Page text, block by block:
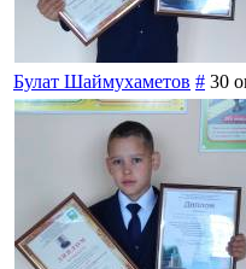
Булат Шаймухаметов # 30